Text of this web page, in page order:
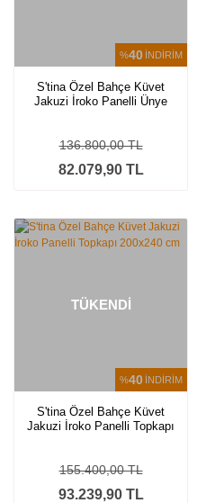
%40 İNDİRİM
S'tina Özel Bahçe Küvet
Jakuzi İroko Panelli Ünye
82.079,90 TL
136.800,00 TL
%40 İNDİRİM
TÜKENDİ
S'tina Özel Bahçe Küvet
Jakuzi İroko Panelli Topkapı
93.239,90 TL
155.400,00 TL